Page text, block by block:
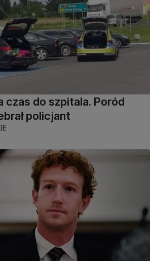
czas do szpitala. Poród
policjant